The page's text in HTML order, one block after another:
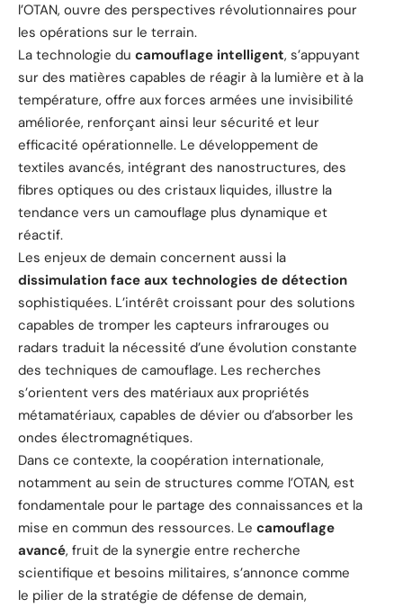
l’OTAN, ouvre des perspectives révolutionnaires pour
les opérations sur le terrain.
La technologie du camouflage intelligent, s’appuyant
sur des matières capables de réagir à la lumière et à la
température, offre aux forces armées une invisibilité
améliorée, renforçant ainsi leur sécurité et leur
efficacité opérationnelle. Le développement de
textiles avancés, intégrant des nanostructures, des
fibres optiques ou des cristaux liquides, illustre la
tendance vers un camouflage plus dynamique et
réactif.
Les enjeux de demain concernent aussi la
dissimulation face aux technologies de détection
sophistiquées. L’intérêt croissant pour des solutions
capables de tromper les capteurs infrarouges ou
radars traduit la nécessité d’une évolution constante
des techniques de camouflage. Les recherches
s’orientent vers des matériaux aux propriétés
métamatériaux, capables de dévier ou d’absorber les
ondes électromagnétiques.
Dans ce contexte, la coopération internationale,
notamment au sein de structures comme l’OTAN, est
fondamentale pour le partage des connaissances et la
mise en commun des ressources. Le camouflage
avancé, fruit de la synergie entre recherche
scientifique et besoins militaires, s’annonce comme
le pilier de la stratégie de défense de demain,